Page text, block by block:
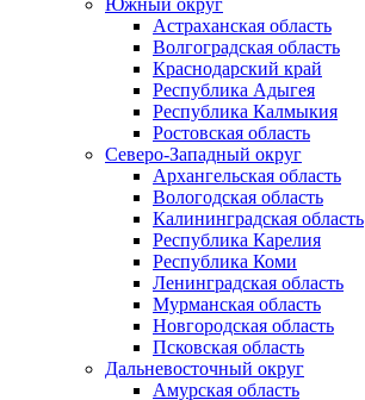
Южный округ
Астраханская область
Волгоградская область
Краснодарский край
Республика Адыгея
Республика Калмыкия
Ростовская область
Северо-Западный округ
Архангельская область
Вологодская область
Калининградская область
Республика Карелия
Республика Коми
Ленинградская область
Мурманская область
Новгородская область
Псковская область
Дальневосточный округ
Амурская область